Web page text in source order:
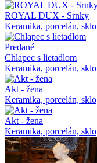
ROYAL DUX - Srnky
Keramika, porcelán, sklo
Predané
Chlapec s lietadlom
Keramika, porcelán, sklo
Akt - žena
Keramika, porcelán, sklo
Akt - žena
Keramika, porcelán, sklo